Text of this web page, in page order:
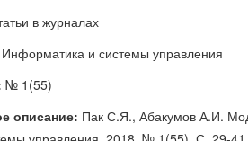
в журналах
Информатика и системы управления
№ 1(55)
описание: Пак С.Я., Абакумов А.И.